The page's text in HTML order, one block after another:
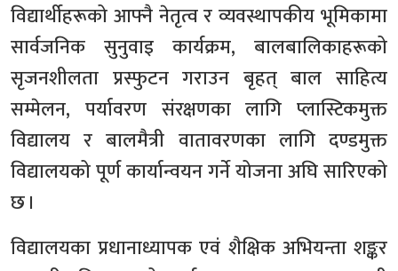
विद्यार्थीहरूको आफ्नै नेतृत्व र व्यवस्थापकीय भूमिकामा
सार्वजनिक सुनुवाइ कार्यक्रम, बालबालिकाहरूको
सृजनशीलता प्रस्फुटन गराउन बृहत् बाल साहित्य
सम्मेलन, पर्यावरण संरक्षणका लागि प्लास्टिकमुक्त
विद्यालय र बालमैत्री वातावरणका लागि दण्डमुक्त
विद्यालयको पूर्ण कार्यान्वयन गर्ने योजना अघि सारिएको
छ ।
विद्यालयका प्रधानाध्यापक एवं शैक्षिक अभियन्ता शङ्कर